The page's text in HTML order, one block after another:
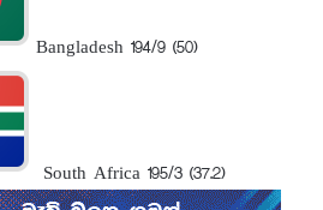
Bangladesh 194/9 (50)
South Africa 195/3 (37.2)